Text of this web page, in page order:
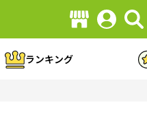
ランキング